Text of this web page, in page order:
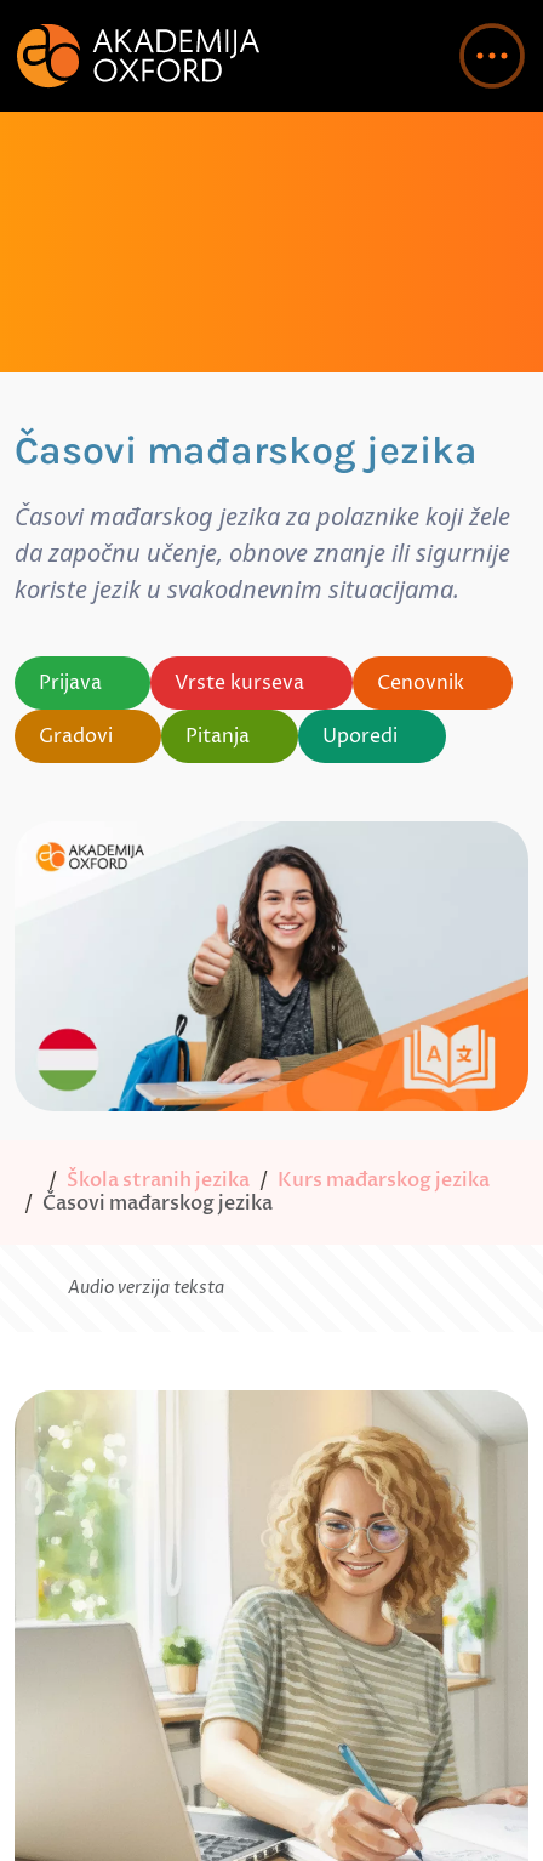
Časovi mađarskog jezika
Časovi mađarskog jezika za polaznike koji žele
da započnu učenje, obnove znanje ili sigurnije
koriste jezik u svakodnevnim situacijama.
Prijava Vrste kurseva
Cenovnik
Gradovi
Pitanja Uporedi
Škola stranih jezika
Kurs mađarskog jezika
Časovi mađarskog jezika
Audio verzija teksta